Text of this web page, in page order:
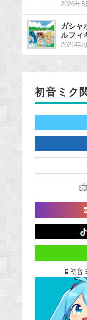
2026年8
ガシャ
ルフィ
2026年8
初音ミク
初音